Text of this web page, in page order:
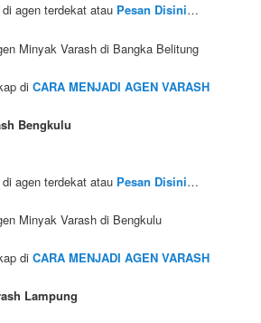
agen terdekat atau Pesan Disini…
Minyak Varash di Bangka Belitung
diCARA MENJADI AGEN VARASH
Bengkulu
agen terdekat atau Pesan Disini…
Minyak Varash di Bengkulu
diCARA MENJADI AGEN VARASH
Lampung